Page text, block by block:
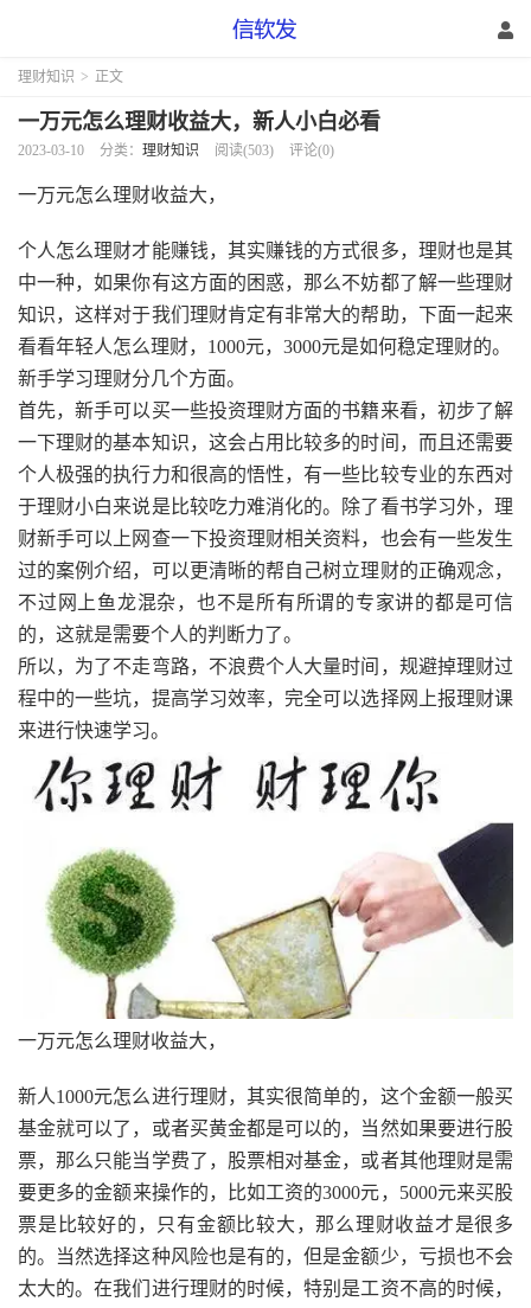
理财知识 > 正文
一万元怎么理财收益大，新人小白必看
2023-03-10 分类： 理财知识 阅读(503) 评论(0)
一万元怎么理财收益大，
个人怎么理财才能赚钱，其实赚钱的方式很多，理财也是其
中一种，如果你有这方面的困惑，那么不妨都了解一些理财
知识，这样对于我们理财肯定有非常大的帮助，下面一起来
看看年轻人怎么理财，1000元，3000元是如何稳定理财的。
新手学习理财分几个方面。
首先，新手可以买一些投资理财方面的书籍来看，初步了解
一下理财的基本知识，这会占用比较多的时间，而且还需要
个人极强的执行力和很高的悟性，有一些比较专业的东西对
于理财小白来说是比较吃力难消化的。除了看书学习外，理
财新手可以上网查一下投资理财相关资料，也会有一些发生
过的案例介绍，可以更清晰的帮自己树立理财的正确观念，
不过网上鱼龙混杂，也不是所有所谓的专家讲的都是可信
的，这就是需要个人的判断力了。
所以，为了不走弯路，不浪费个人大量时间，规避掉理财过
程中的一些坑，提高学习效率，完全可以选择网上报理财课
来进行快速学习。
一万元怎么理财收益大，
新人1000元怎么进行理财，其实很简单的，这个金额一般买
基金就可以了，或者买黄金都是可以的，当然如果要进行股
票，那么只能当学费了，股票相对基金，或者其他理财是需
要更多的金额来操作的，比如工资的3000元，5000元来买股
票是比较好的，只有金额比较大，那么理财收益才是很多
的。当然选择这种风险也是有的，但是金额少，亏损也不会
太大的。在我们进行理财的时候，特别是工资不高的时候，